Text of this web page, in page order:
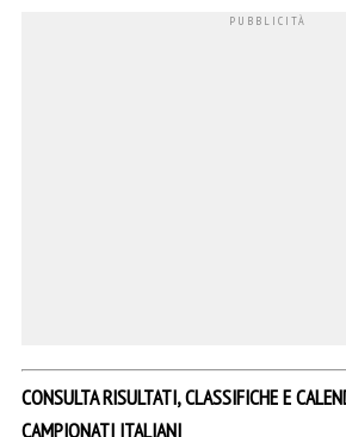
CONSULTA RISULTATI, CLASSIFICHE E
CAMPIONATI ITALIANI